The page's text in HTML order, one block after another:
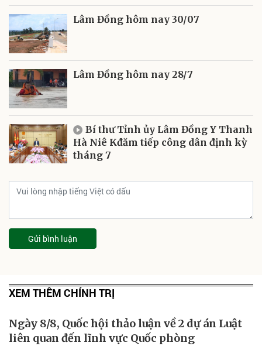
Lâm Đồng hôm nay 30/07
Lâm Đồng hôm nay 28/7
Bí thư Tỉnh ủy Lâm Đồng Y Thanh
Hà Niê Kđăm tiếp công dân định kỳ
tháng 7
Gửi bình luận
XEM THÊM CHÍNH TRỊ
Ngày 8/8, Quốc hội thảo luận về 2 dự án Luật
liên quan đến lĩnh vực Quốc phòng